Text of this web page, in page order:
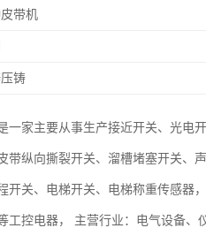
带机
铸
一家主要从事生产接近开关、光电
带纵向撕裂开关、溜槽堵塞开关、
开关、电梯开关、电梯称重传感器
工控电器， 主营行业：电气设备